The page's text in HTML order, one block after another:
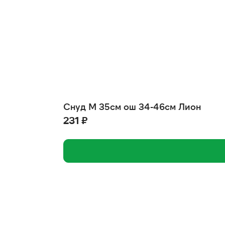
Снуд М 35см ош 34-46см Лион
231 ₽